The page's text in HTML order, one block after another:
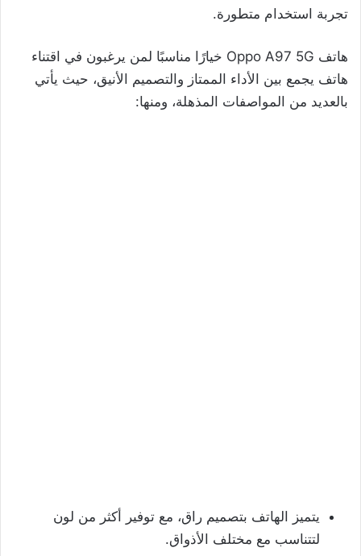
تجربة استخدام متطورة.
هاتف Oppo A97 5G خيارًا مناسبًا لمن يرغبون في اقتناء
هاتف يجمع بين الأداء الممتاز والتصميم الأنيق، حيث يأتي
بالعديد من المواصفات المذهلة، ومنها:
يتميز الهاتف بتصميم راق، مع توفير أكثر من لون
لتتناسب مع مختلف الأذواق.